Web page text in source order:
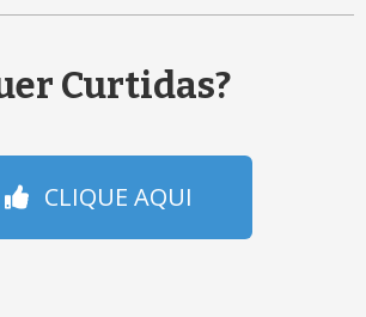
Curtidas?
CLIQUE AQUI